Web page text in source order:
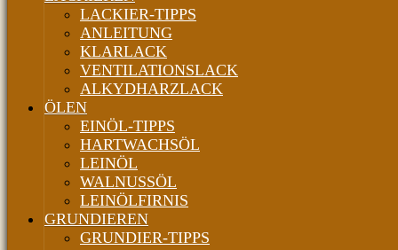
LACKIER-TIPPS
ANLEITUNG
KLARLACK
VENTILATIONSLACK
ALKYDHARZLACK
ÖLEN
EINÖL-TIPPS
HARTWACHSÖL
LEINÖL
WALNUSSÖL
LEINÖLFIRNIS
GRUNDIEREN
GRUNDIER-TIPPS